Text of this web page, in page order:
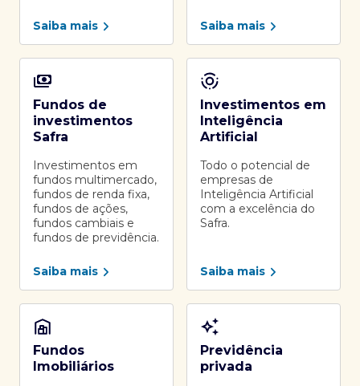
Saiba mais Saiba mais
Fundos de
investimentos
Safra
Investimentos em
fundos multimercado,
fundos de renda fixa,
fundos de ações,
fundos cambiais e
fundos de previdência.
Saiba mais
Investimentos em
Inteligência
Artificial
Todo o potencial de
empresas de
Inteligência Artificial
com a excelência do
Safra.
Saiba mais
Fundos
Imobiliários
Previdência
privada